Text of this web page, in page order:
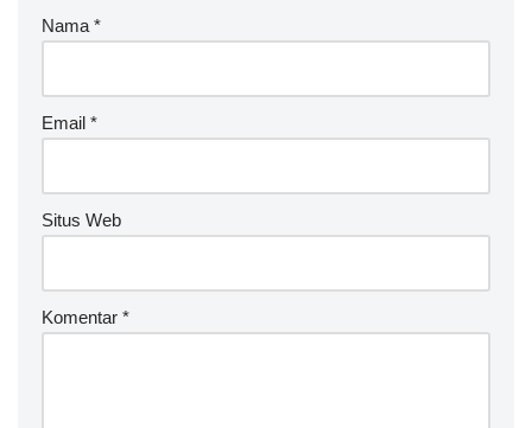
Nama *
Email *
Situs Web
Komentar *
n
ti
v